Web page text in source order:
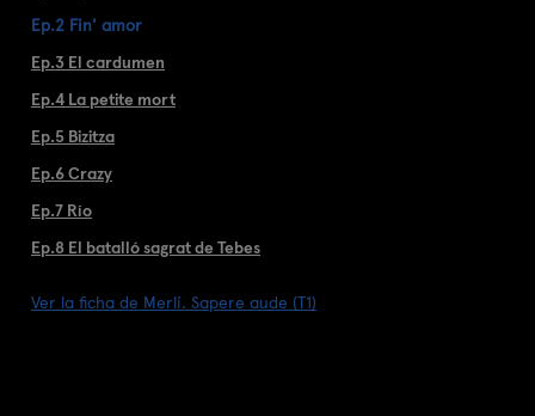
Ep.2 Fin' amor
Ep.3 El cardumen
Ep.4 La petite mort
Ep.5 Bizitza
Ep.6 Crazy
Ep.7 Río
Ep.8 El batalló sagrat de Tebes
Ver la ficha de Merlí. Sapere aude (T1)